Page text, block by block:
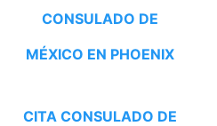
CONSULADO DE
MÉXICO EN PHOENIX
CITA CONSULADO DE